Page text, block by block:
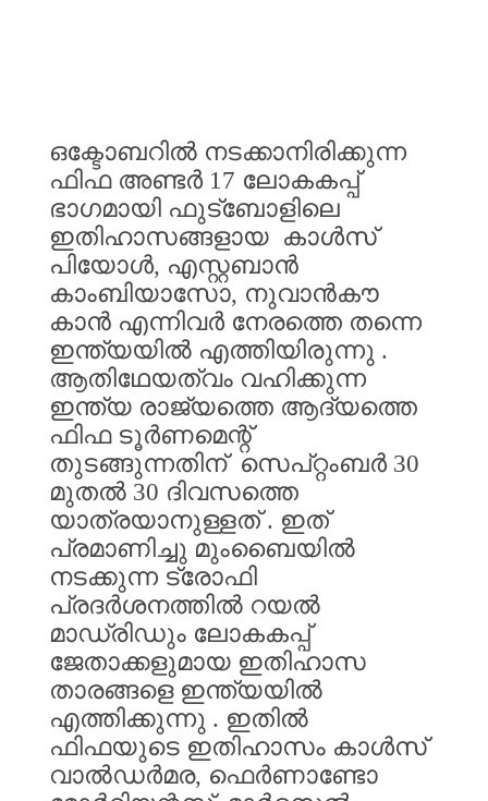
ഒക്ടോബറിൽ നടക്കാനിരിക്കുന്ന
ഫിഫ അണ്ടർ 17 ലോകകപ്പ്
ഭാഗമായി ഫുട്ബോളിലെ
ഇതിഹാസങ്ങളായ കാൾസ്
പിയോൾ, എസ്റ്റബാൻ
കാംബിയാസോ, നുവാൻകൗ
കാൻ എന്നിവർ നേരത്തെ തന്നെ
ഇന്ത്യയിൽ എത്തിയിരുന്നു .
ആതിഥേയത്വം വഹിക്കുന്ന
ഇന്ത്യ രാജ്യത്തെ ആദ്യത്തെ
ഫിഫ ടൂർണമെന്റ്
തുടങ്ങുന്നതിന് സെപ്റ്റംബർ 30
മുതൽ 30 ദിവസത്തെ
യാത്രയാനുള്ളത്. ഇത്
പ്രമാണിച്ചു മുംബൈയിൽ
നടക്കുന്ന ട്രോഫി
പ്രദർശനത്തിൽ റയൽ
മാഡ്രിഡും ലോകകപ്പ്
ജേതാക്കളുമായ ഇതിഹാസ
താരങ്ങളെ ഇന്ത്യയിൽ
എത്തിക്കുന്നു . ഇതിൽ
ഫിഫയുടെ ഇതിഹാസം കാൾസ്
വാൽഡർമര, ഫെർണാണ്ടോ